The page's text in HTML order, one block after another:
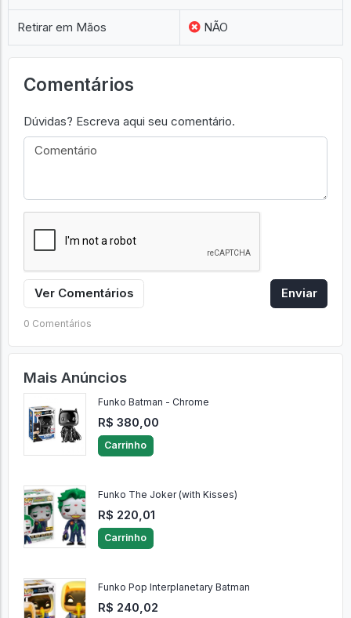
Retirar em Mãos NÃO
Comentários
Dúvidas? Escreva aqui seu comentário.
Ver Comentários Enviar
0 Comentários
Mais Anúncios
Funko Batman - Chrome
R$ 380,00
Carrinho
Funko The Joker (with Kisses)
R$ 220,01
Carrinho
Funko Pop Interplanetary Batman
R$ 240,02